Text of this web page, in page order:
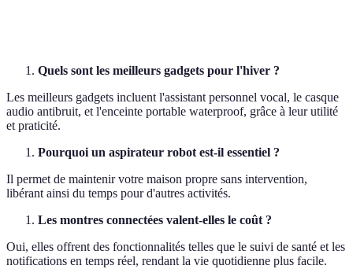
Quels sont les meilleurs gadgets pour l'hiver ?
Les meilleurs gadgets incluent l'assistant personnel vocal, le casque
audio antibruit, et l'enceinte portable waterproof, grâce à leur utilité
et praticité.
Pourquoi un aspirateur robot est-il essentiel ?
Il permet de maintenir votre maison propre sans intervention,
libérant ainsi du temps pour d'autres activités.
Les montres connectées valent-elles le coût ?
Oui, elles offrent des fonctionnalités telles que le suivi de santé et les
notifications en temps réel, rendant la vie quotidienne plus facile.